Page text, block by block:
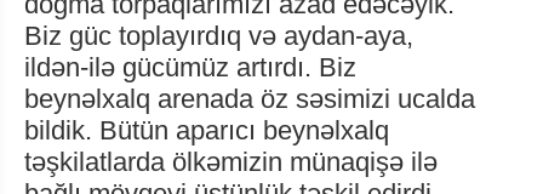
Biz güc toplayırdıq və aydan-aya,
ildən-ilə gücümüz artırdı. Biz
beynəlxalq arenada öz səsimizi ucalda
bildik. Bütün aparıcı beynəlxalq
təşkilatlarda ölkəmizin münaqişə ilə